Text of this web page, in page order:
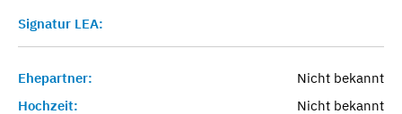
Signatur LEA:
Ehepartner:
Nicht bekannt
Hochzeit:
Nicht bekannt